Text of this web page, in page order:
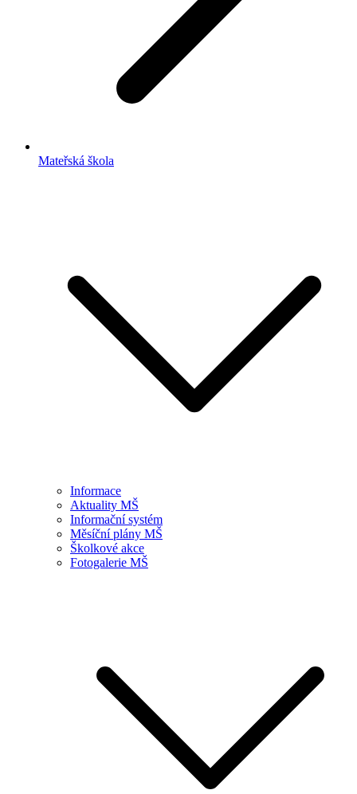
Mateřská škola
Informace
Aktuality MŠ
Informační systém
Měsíční plány MŠ
Školkové akce
Fotogalerie MŠ